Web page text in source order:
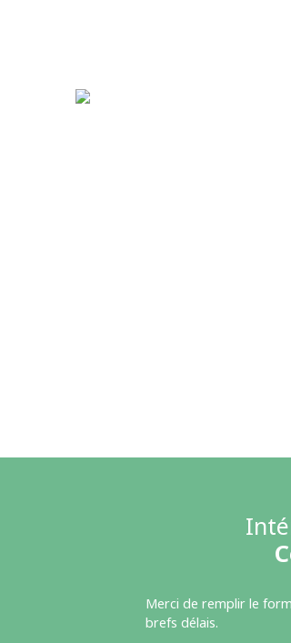
Merci de remplir le
brefs délais.